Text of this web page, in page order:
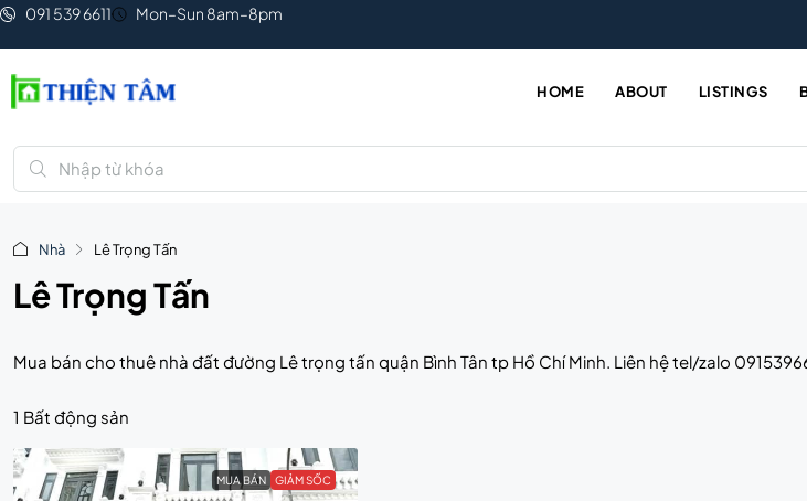
091 539 6611 Mon–Sun 8am–8pm
HOME ABOUT LISTINGS
Nhà Lê Trọng Tấn
Lê Trọng Tấn
Mua bán cho thuê nhà đất đường Lê trọng tấn quận Bình Tân tp Hồ Chí Minh. Liên hệ tel/zalo
1 Bất động sản
MUA BÁN GIẢM SỐC